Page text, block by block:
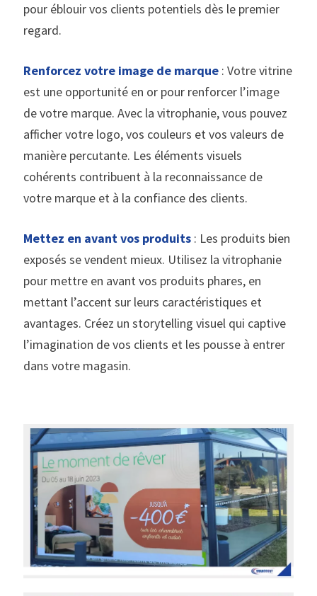
pour éblouir vos clients potentiels dès le premier
regard.
Renforcez votre image de marque : Votre vitrine
est une opportunité en or pour renforcer l’image
de votre marque. Avec la vitrophanie, vous pouvez
afficher votre logo, vos couleurs et vos valeurs de
manière percutante. Les éléments visuels
cohérents contribuent à la reconnaissance de
votre marque et à la confiance des clients.
Mettez en avant vos produits : Les produits bien
exposés se vendent mieux. Utilisez la vitrophanie
pour mettre en avant vos produits phares, en
mettant l’accent sur leurs caractéristiques et
avantages. Créez un storytelling visuel qui captive
l’imagination de vos clients et les pousse à entrer
dans votre magasin.